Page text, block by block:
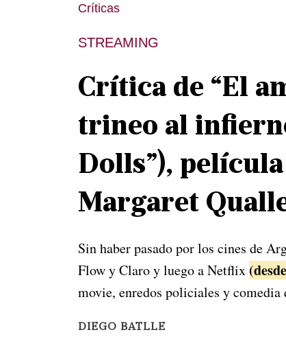
Críticas
STREAMING
Crítica de “El
trineo al
Dolls”),
Margaret
Sin haber pasado por los cines de
Flow y Claro y luego a Netflix
movie, enredos policiales y
DIEGO BATLLE